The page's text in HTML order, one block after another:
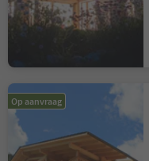
Op aanvraag